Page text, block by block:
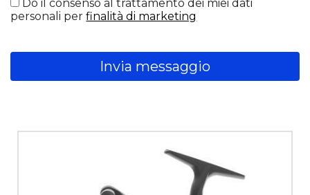
Do il consenso al trattamento dei miei dati
personali perfinalità di marketing
Invia messaggio